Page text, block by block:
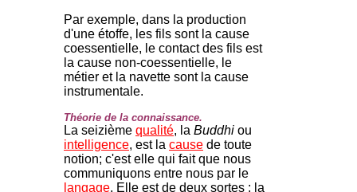
Par exemple, dans la production
d'une étoffe, les fils sont la cause
coessentielle, le contact des fils est
la cause non-coessentielle, le
métier et la navette sont la cause
instrumentale.
Théorie de la connaissance.
La seizième qualité, la Buddhi ou
intelligence, est la cause de toute
notion; c'est elle qui fait que nous
communiquons entre nous par le
langage. Elle est de deux sortes : la